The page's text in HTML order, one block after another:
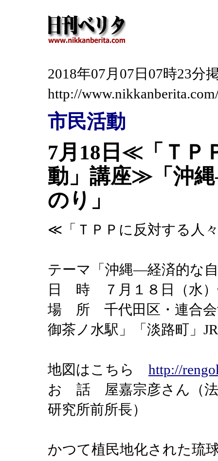
2018年07月07日07時23
http://
市民活動
7月18日≪「ＴＰ
動」講座≫「沖
のり」
≪「ＴＰＰに反対する
テーマ「沖縄―経済的な
日 時 ７月１８日（水
場 所 千代田区・連合会
御茶ノ水駅」「淡路町」
地図はこちら http://
お 話 屋嘉宗彦さん（法
研究所前所長）
かつて植民地化された琉